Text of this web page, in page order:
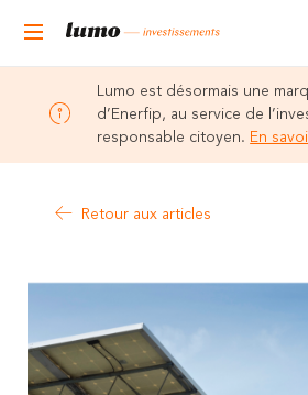
Lumo est désormais une
d’Enerfip, au service de
responsable citoyen. En
Retour aux articles